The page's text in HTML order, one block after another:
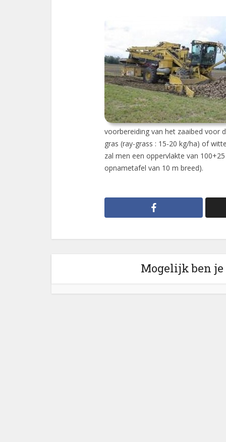
voorbereiding van het zaaibed voor
gras (ray-grass : 15-20 kg/ha) of
zal men een oppervlakte van
opnametafel van 10 m breed).
Mogelijk ben